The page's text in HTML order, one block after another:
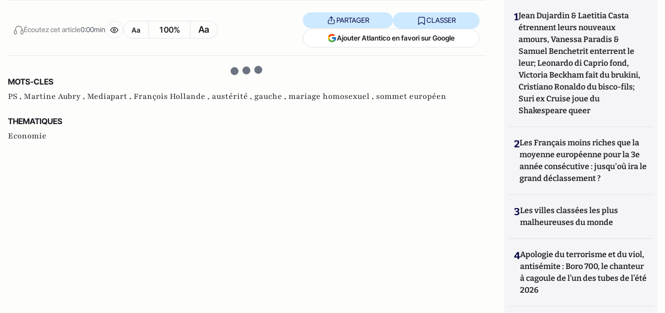
Écoutez cet article0:00min Aa 100% Aa
PARTAGER CLASSER
Ajouter Atlantico en favori sur Google
MOTS-CLES
PS , Martine Aubry , Mediapart , François Hollande , austérité , gauche , mariage homosexuel , sommet européen
THEMATIQUES
Economie
1Jean Dujardin & Laetitia Casta
étrennent leurs nouveaux
amours, Vanessa Paradis &
Samuel Benchetrit enterrent le
leur; Leonardo di Caprio fond,
Victoria Beckham fait du brukini,
Cristiano Ronaldo du bisco-fils;
Suri ex Cruise joue du
Shakespeare queer
2Les Français moins riches que la
moyenne européenne pour la 3e
année consécutive : jusqu'où ira le
grand déclassement ?
3Les villes classées les plus
malheureuses du monde
4Apologie du terrorisme et du viol,
antisémite : Boro 700, le chanteur
à cagoule de l’un des tubes de l’été
2026